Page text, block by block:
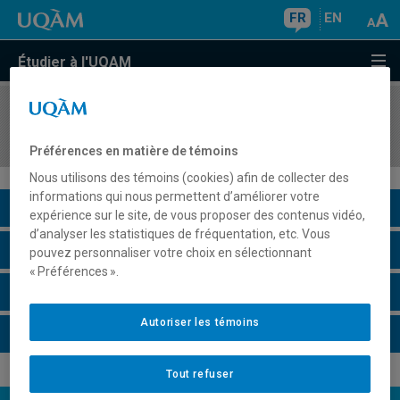
FR EN
Étudier à l'UQAM
COURS//
Description du cours
Horaire - Été 2026
Préférences en matière de témoins
Nous utilisons des témoins (cookies) afin de collecter des
informations qui nous permettent d’améliorer votre
expérience sur le site, de vous proposer des contenus vidéo,
d’analyser les statistiques de fréquentation, etc. Vous
pouvez personnaliser votre choix en sélectionnant
« Préférences ».
Tout refuser
Autoriser les témoins